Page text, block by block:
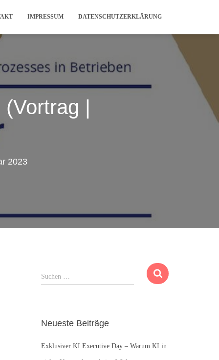
IMPRESSUM DATENSCHUTZERKLÄRUNG
|
2023
u
n
a
Suchen …
Neueste Beiträge
Exklusiver KI Executive Day – Warum KI in